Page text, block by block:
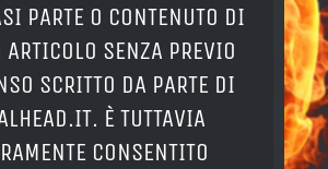
PARTE O CONTENUTO DI
ARTICOLO SENZA PREVIO
SCRITTO DA PARTE DI
È TUTTAVIA
CONSENTITO